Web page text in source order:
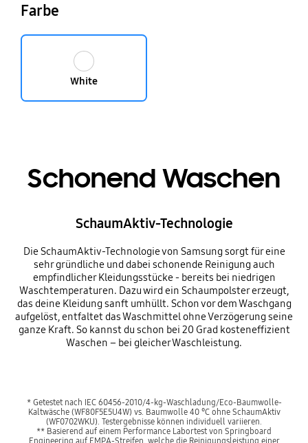
Farbe
White
Schonend Waschen
SchaumAktiv-Technologie
Die SchaumAktiv-Technologie von Samsung sorgt für eine
sehr gründliche und dabei schonende Reinigung auch
empfindlicher Kleidungsstücke - bereits bei niedrigen
Waschtemperaturen. Dazu wird ein Schaumpolster erzeugt,
das deine Kleidung sanft umhüllt. Schon vor dem Waschgang
aufgelöst, entfaltet das Waschmittel ohne Verzögerung seine
ganze Kraft. So kannst du schon bei 20 Grad kosteneffizient
Waschen – bei gleicher Waschleistung.
* Getestet nach IEC 60456-2010/4-kg-Waschladung/Eco-Baumwolle-
Kaltwäsche (WF80F5E5U4W) vs. Baumwolle 40 °C ohne SchaumAktiv
(WF0702WKU). Testergebnisse können individuell variieren.
** Basierend auf einem Performance Labortest von Springboard
Engineering auf EMPA-Streifen, welche die Reinigungsleistung einer